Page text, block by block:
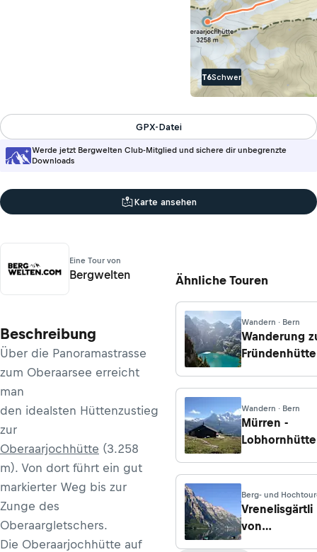
T6Schwer
Werde jetzt Bergwelten Club-Mitglied und sichere dir unbegrenzte
Downloads
GPX-Datei
Karte ansehen
Eine Tour von
Bergwelten
Beschreibung
Über die Panoramastrasse
zum Oberaarsee erreicht
man
den idealsten Hüttenzustieg
zur
Oberaarjochhütte (3.258
m). Von dort führt ein gut
markierter Weg bis zur
Zunge des
Oberaargletschers.
Die Oberaarjochhütte auf
Ähnliche Touren
Wandern · Bern
Wanderung
Fründenhütte
Bergstation
Wandern · Bern
Mürren -
Mürren
Berg- und
· Schwyz
Vrenelisgärtli
von